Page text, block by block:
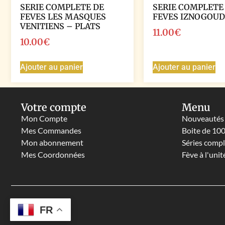
SERIE COMPLETE DE
FEVES LES MASQUES
VENITIENS – PLATS
10.00€
Ajouter au panier
SERIE
FEVES IZNOGOUD
11.00€
Ajouter au panier
Votre compte
Mon Compte
Mes Commandes
Mon abonnement
Mes Coordonnées
Menu
Nouveautés
Boite de 100
Séries
Fève à
FR